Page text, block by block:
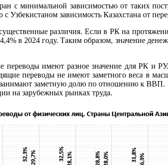
с минимальной зависимостью от таких
Узбекистаном зависимость Казахстана от
различия. Если в РК на
в 2024 году. Таким образом, значение
имеют разное значение для РК и РУ.
переводы не имеют заметного веса в
заметную долю по отношению к
на зарубежных рынках труда.